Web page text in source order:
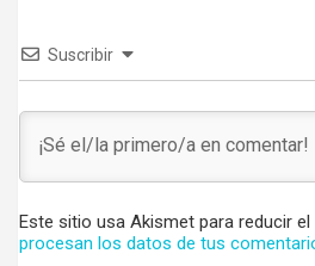
Suscribir
Este sitio usa Akismet para reducir el
procesan los datos de tus